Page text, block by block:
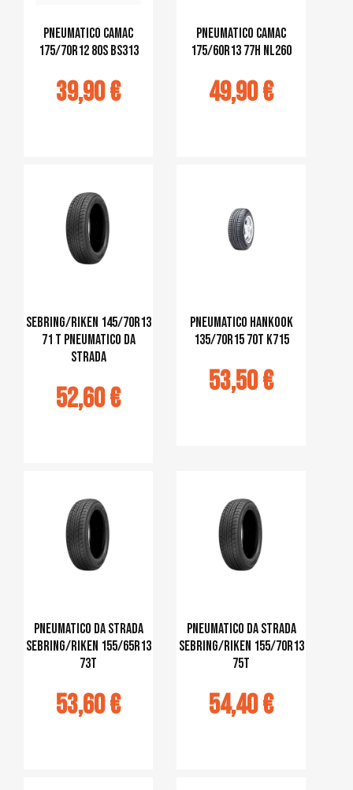
Pneumatico CAMAC
175/70R12 80S BS313
39,90 €
Pneumatico CAMAC
175/60R13 77H NL260
49,90 €
Sebring/Riken 145/70R13
71 T Pneumatico da
strada
52,60 €
Pneumatico Hankook
135/70R15 70T K715
53,50 €
Pneumatico da strada
Sebring/Riken 155/65R13
73T
53,60 €
Pneumatico da strada
Sebring/Riken 155/70R13
75T
54,40 €